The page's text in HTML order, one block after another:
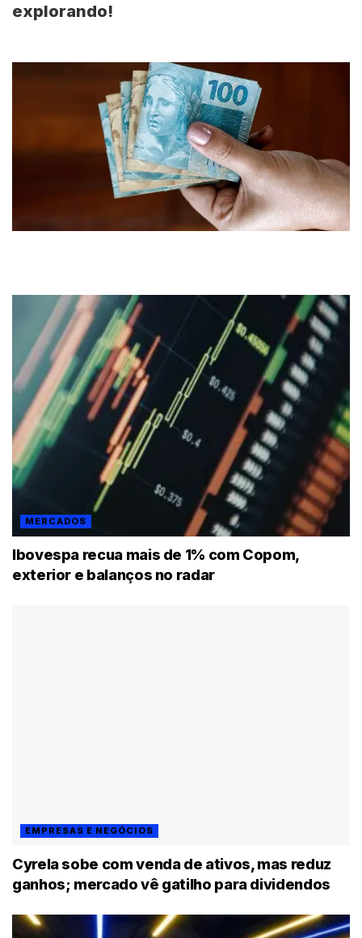
explorando!
MERCADOS
Ibovespa recua mais de 1% com Copom,
exterior e balanços no radar
EMPRESAS E NEGÓCIOS
Cyrela sobe com venda de ativos, mas reduz
ganhos; mercado vê gatilho para dividendos